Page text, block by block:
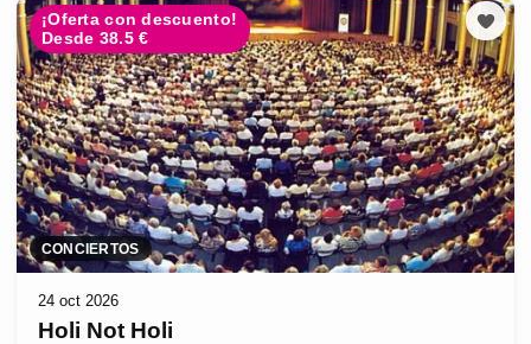
¡Oferta con descuento!
Desde 38.5 €
CONCIERTOS
24 oct 2026
Holi Not Holi